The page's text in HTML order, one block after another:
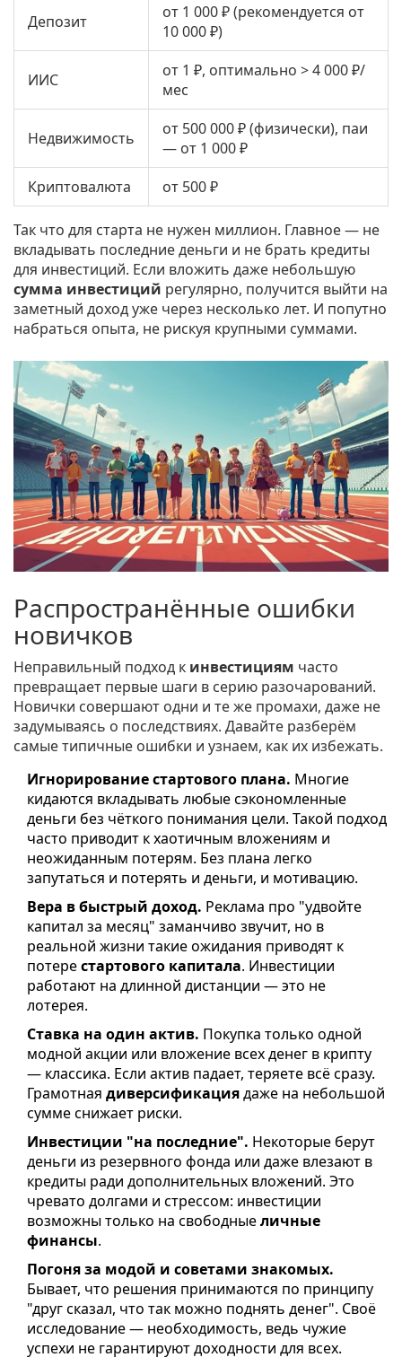
Депозит
от 1 000 ₽ (рекомендуется от
10 000 ₽)
ИИС
от 1 ₽, оптимально > 4 000 ₽/
мес
Недвижимость
от 500 000 ₽ (физически), паи
— от 1 000 ₽
Криптовалюта
от 500 ₽
Так что для старта не нужен миллион. Главное — не
вкладывать последние деньги и не брать кредиты
для инвестиций. Если вложить даже небольшую
сумма инвестиций регулярно, получится выйти на
заметный доход уже через несколько лет. И попутно
набраться опыта, не рискуя крупными суммами.
Распространённые ошибки
новичков
Неправильный подход к инвестициям часто
превращает первые шаги в серию разочарований.
Новички совершают одни и те же промахи, даже не
задумываясь о последствиях. Давайте разберём
самые типичные ошибки и узнаем, как их избежать.
Игнорирование стартового плана. Многие
кидаются вкладывать любые сэкономленные
деньги без чёткого понимания цели. Такой подход
часто приводит к хаотичным вложениям и
неожиданным потерям. Без плана легко
запутаться и потерять и деньги, и мотивацию.
Вера в быстрый доход. Реклама про "удвойте
капитал за месяц" заманчиво звучит, но в
реальной жизни такие ожидания приводят к
потерестартового капитала. Инвестиции
работают на длинной дистанции — это не
лотерея.
Ставка на один актив. Покупка только одной
модной акции или вложение всех денег в крипту
— классика. Если актив падает, теряете всё сразу.
Грамотная диверсификациядаже на небольшой
сумме снижает риски.
Инвестиции "на последние". Некоторые берут
деньги из резервного фонда или даже влезают в
кредиты ради дополнительных вложений. Это
чревато долгами и стрессом: инвестиции
возможны только на свободныеличные
финансы.
Погоня за модой и советами знакомых.
Бывает, что решения принимаются по принципу
"друг сказал, что так можно поднять денег". Своё
исследование — необходимость, ведь чужие
успехи не гарантируют доходности для всех.